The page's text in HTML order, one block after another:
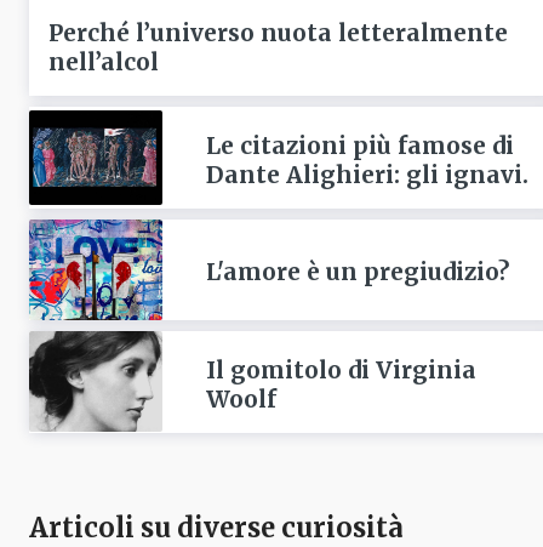
Perché l’universo nuota letteralmente
nell’alcol
Le citazioni più famose di
Dante Alighieri: gli ignavi.
L'amore è un pregiudizio?
Il gomitolo di Virginia
Woolf
Articoli su diverse curiosità